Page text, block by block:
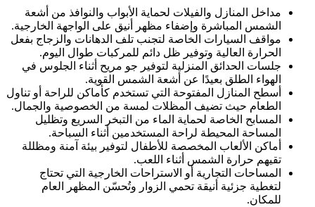
مداخل المنازل والفيلات لحماية الأبواب والنوافذ من أشعة
الشمس المباشرة وإضفاء مظهر أنيق على الواجهة الخارجية.
مواقف السيارات الخاصة لتجنب تلف الدهانات والزجاج بفعل
الحرارة العالية وتوفير ظل دائم للمركبات طوال اليوم.
جلسات الحدائق المنزلية لتوفير جو مريح أثناء الجلوس في
الهواء الطلق بعيدًا عن أشعة الشمس القوية.
أسطح المنازل المفتوحة التي تستخدم كأماكن للراحة أو تناول
الطعام حيث تضيف المظلات لمسة من الخصوصية والجمال.
المسابح الخاصة لحماية الماء من التبخر السريع وتظليل
المساحة المحيطة لراحة المستخدمين أثناء السباحة.
أماكن الألعاب المخصصة للأطفال لتوفير بيئة آمنة ومظللة
تقيهم حرارة الشمس أثناء اللعب.
المساحات التجارية أو الاستراحات الخارجية التي تحتاج
لتغطية جزئية أنيقة تحمي الزوار وتُحسّن المظهر العام
للمكان.